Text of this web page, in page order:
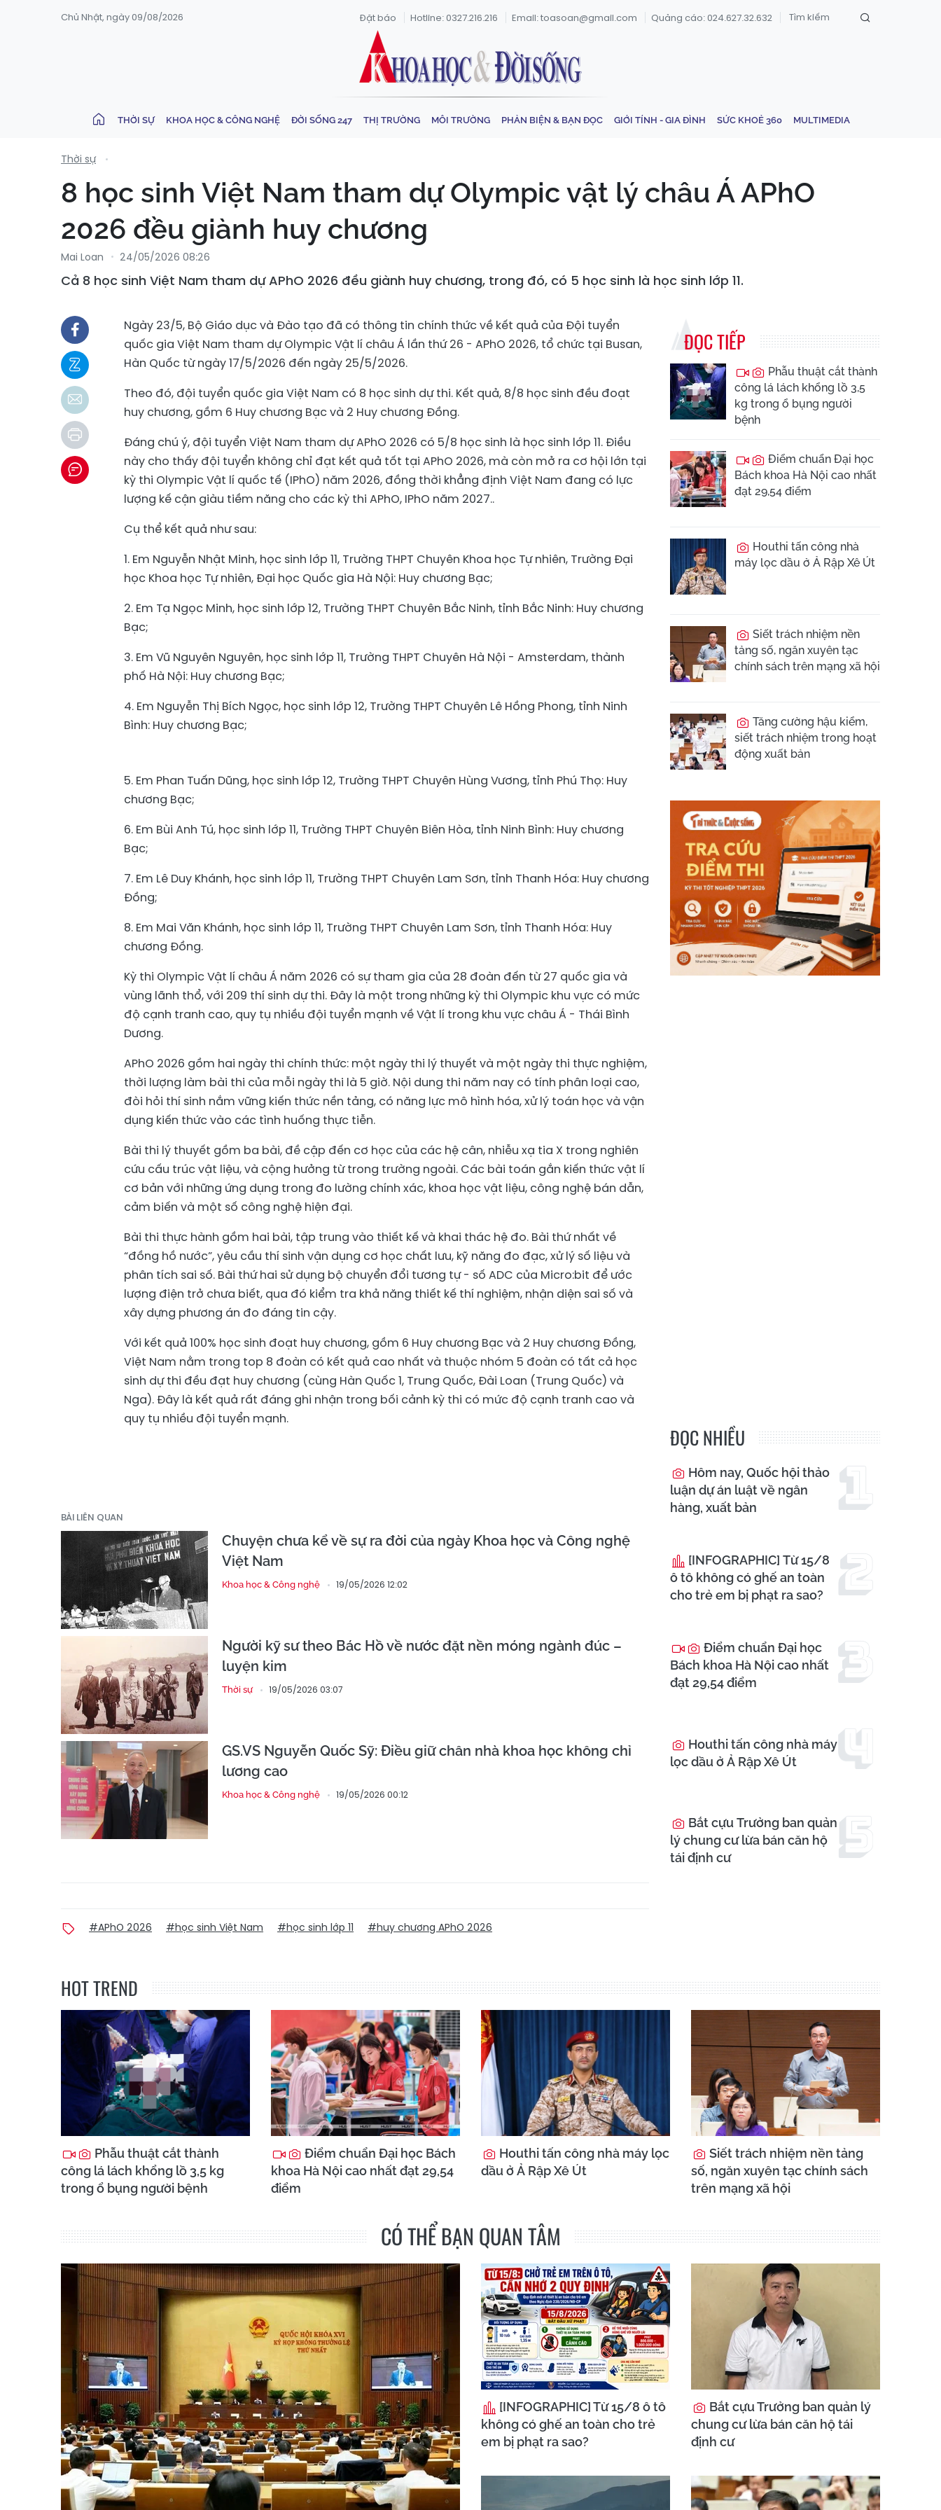
Chủ Nhật, ngày 09/08/2026 Đặt báo Hotline: 0327.216.216 Email: toasoan@gmail.com Quảng cáo: 024.627.32.632
THỜI SỰ KHOA HỌC & CÔNG NGHỆ ĐỜI SỐNG 247 THỊ TRƯỜNG MÔI TRƯỜNG PHẢN BIỆN & BẠN ĐỌC GIỚI TÍNH - GIA ĐÌNH SỨC KHOẺ 360 MULTIMEDIA
Thời sự
8 học sinh Việt Nam tham dự Olympic vật lý châu Á APhO
2026 đều giành huy chương
Mai Loan 24/05/2026 08:26
Cả 8 học sinh Việt Nam tham dự APhO 2026 đều giành huy chương, trong đó, có 5 học sinh là học sinh lớp 11.
Ngày 23/5, Bộ Giáo dục và Đào tạo đã có thông tin chính thức về kết quả của Đội tuyển
quốc gia Việt Nam tham dự Olympic Vật lí châu Á lần thứ 26 - APhO 2026, tổ chức tại Busan,
Hàn Quốc từ ngày 17/5/2026 đến ngày 25/5/2026.
Theo đó, đội tuyển quốc gia Việt Nam có 8 học sinh dự thi. Kết quả, 8/8 học sinh đều đoạt
huy chương, gồm 6 Huy chương Bạc và 2 Huy chương Đồng.
Đáng chú ý, đội tuyển Việt Nam tham dự APhO 2026 có 5/8 học sinh là học sinh lớp 11. Điều
này cho thấy đội tuyển không chỉ đạt kết quả tốt tại APhO 2026, mà còn mở ra cơ hội lớn tại
kỳ thi Olympic Vật lí quốc tế (IPhO) năm 2026, đồng thời khẳng định Việt Nam đang có lực
lượng kế cận giàu tiềm năng cho các kỳ thi APhO, IPhO năm 2027..
Cụ thể kết quả như sau:
1. Em Nguyễn Nhật Minh, học sinh lớp 11, Trường THPT Chuyên Khoa học Tự nhiên, Trường Đại
học Khoa học Tự nhiên, Đại học Quốc gia Hà Nội: Huy chương Bạc;
2. Em Tạ Ngọc Minh, học sinh lớp 12, Trường THPT Chuyên Bắc Ninh, tỉnh Bắc Ninh: Huy chương
Bạc;
3. Em Vũ Nguyên Nguyên, học sinh lớp 11, Trường THPT Chuyên Hà Nội - Amsterdam, thành
phố Hà Nội: Huy chương Bạc;
4. Em Nguyễn Thị Bích Ngọc, học sinh lớp 12, Trường THPT Chuyên Lê Hồng Phong, tỉnh Ninh
Bình: Huy chương Bạc;
5. Em Phan Tuấn Dũng, học sinh lớp 12, Trường THPT Chuyên Hùng Vương, tỉnh Phú Thọ: Huy
chương Bạc;
6. Em Bùi Anh Tú, học sinh lớp 11, Trường THPT Chuyên Biên Hòa, tỉnh Ninh Bình: Huy chương
Bạc;
7. Em Lê Duy Khánh, học sinh lớp 11, Trường THPT Chuyên Lam Sơn, tỉnh Thanh Hóa: Huy chương
Đồng;
8. Em Mai Văn Khánh, học sinh lớp 11, Trường THPT Chuyên Lam Sơn, tỉnh Thanh Hóa: Huy
chương Đồng.
Kỳ thi Olympic Vật lí châu Á năm 2026 có sự tham gia của 28 đoàn đến từ 27 quốc gia và
vùng lãnh thổ, với 209 thí sinh dự thi. Đây là một trong những kỳ thi Olympic khu vực có mức
độ cạnh tranh cao, quy tụ nhiều đội tuyển mạnh về Vật lí trong khu vực châu Á - Thái Bình
Dương.
APhO 2026 gồm hai ngày thi chính thức: một ngày thi lý thuyết và một ngày thi thực nghiệm,
thời lượng làm bài thi của mỗi ngày thi là 5 giờ. Nội dung thi năm nay có tính phân loại cao,
đòi hỏi thí sinh nắm vững kiến thức nền tảng, có năng lực mô hình hóa, xử lý toán học và vận
dụng kiến thức vào các tình huống thực tiễn.
Bài thi lý thuyết gồm ba bài, đề cập đến cơ học của các hệ cân, nhiễu xạ tia X trong nghiên
cứu cấu trúc vật liệu, và cộng hưởng từ trong trường ngoài. Các bài toán gắn kiến thức vật lí
cơ bản với những ứng dụng trong đo lường chính xác, khoa học vật liệu, công nghệ bán dẫn,
cảm biến và một số công nghệ hiện đại.
Bài thi thực hành gồm hai bài, tập trung vào thiết kế và khai thác hệ đo. Bài thứ nhất về
“đồng hồ nước”, yêu cầu thí sinh vận dụng cơ học chất lưu, kỹ năng đo đạc, xử lý số liệu và
phân tích sai số. Bài thứ hai sử dụng bộ chuyển đổi tương tự - số ADC của Micro:bit để ước
lượng điện trở chưa biết, qua đó kiểm tra khả năng thiết kế thí nghiệm, nhận diện sai số và
xây dựng phương án đo đáng tin cậy.
Với kết quả 100% học sinh đoạt huy chương, gồm 6 Huy chương Bạc và 2 Huy chương Đồng,
Việt Nam nằm trong top 8 đoàn có kết quả cao nhất và thuộc nhóm 5 đoàn có tất cả học
sinh dự thi đều đạt huy chương (cùng Hàn Quốc 1, Trung Quốc, Đài Loan (Trung Quốc) và
Nga). Đây là kết quả rất đáng ghi nhận trong bối cảnh kỳ thi có mức độ cạnh tranh cao và
quy tụ nhiều đội tuyển mạnh.
BÀI LIÊN QUAN
Chuyện chưa kể về sự ra đời của ngày Khoa học và Công nghệ
Việt Nam
Khoa học & Công nghệ 19/05/2026 12:02
Người kỹ sư theo Bác Hồ về nước đặt nền móng ngành đúc –
luyện kim
Thời sự 19/05/2026 03:07
GS.VS Nguyễn Quốc Sỹ: Điều giữ chân nhà khoa học không chỉ
lương cao
Khoa học & Công nghệ 19/05/2026 00:12
#APhO 2026 #học sinh Việt Nam #học sinh lớp 11 #huy chương APhO 2026
ĐỌC TIẾP
Phẫu thuật cắt thành
công lá lách khổng lồ 3,5
kg trong ổ bụng người
bệnh
Điểm chuẩn Đại học
Bách khoa Hà Nội cao nhất
đạt 29,54 điểm
Houthi tấn công nhà
máy lọc dầu ở Ả Rập Xê Út
Siết trách nhiệm nền
tảng số, ngăn xuyên tạc
chính sách trên mạng xã hội
Tăng cường hậu kiểm,
siết trách nhiệm trong hoạt
động xuất bản
ĐỌC NHIỀU
Hôm nay, Quốc hội thảo
luận dự án luật về ngân
hàng, xuất bản
[INFOGRAPHIC] Từ 15/8
ô tô không có ghế an toàn
cho trẻ em bị phạt ra sao?
Điểm chuẩn Đại học
Bách khoa Hà Nội cao nhất
đạt 29,54 điểm
Houthi tấn công nhà máy
lọc dầu ở Ả Rập Xê Út
Bắt cựu Trưởng ban quản
lý chung cư lừa bán căn hộ
tái định cư
HOT TREND
Phẫu thuật cắt thành
công lá lách khổng lồ 3,5 kg
trong ổ bụng người bệnh
Điểm chuẩn Đại học Bách
khoa Hà Nội cao nhất đạt 29,54
điểm
Houthi tấn công nhà máy lọc
dầu ở Ả Rập Xê Út
Siết trách nhiệm nền tảng
số, ngăn xuyên tạc chính sách
trên mạng xã hội
CÓ THỂ BẠN QUAN TÂM
[INFOGRAPHIC] Từ 15/8 ô tô
không có ghế an toàn cho trẻ
em bị phạt ra sao?
Bắt cựu Trưởng ban quản lý
chung cư lừa bán căn hộ tái
định cư